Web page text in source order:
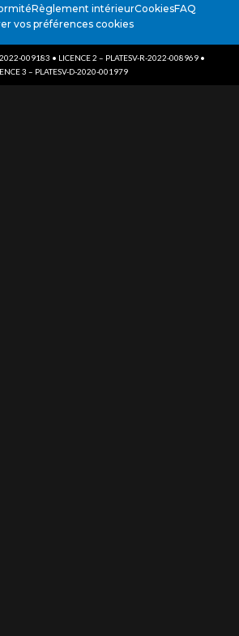
Règlement intérieurCookiesFAQ
vos préférences cookies
2022-009183 • LICENCE 2 – PLATESV-R-2022-008969 •
3 – PLATESV-D-2020-001979